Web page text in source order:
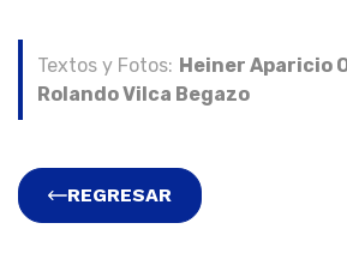
Textos y Fotos: Heiner Aparicio
Rolando Vilca Begazo
REGRESAR